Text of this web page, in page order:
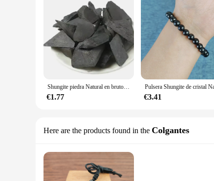
Shungite piedra Natural en bruto, cristales curativos, protección de mineral a granel, Reiki espiritual Wicca, grava, piedras de Chakra, limpiador de agua, 1 paquete
€1.77 €3.41
Here are the products found in the Colgantes